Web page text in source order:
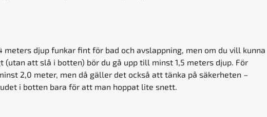
meters djup funkar fint för bad och avslappning, men om du vill kunna
(utan att slå i botten) bör du gå upp till minst 1,5 meters djup. För
2,0 meter, men då gäller det också att tänka på säkerheten –
i botten bara för att man hoppat lite snett.